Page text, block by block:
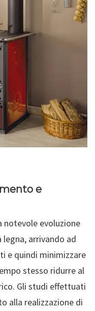
e
notevole evoluzione
arrivando ad
e quindi minimizzare
stesso ridurre al
Gli studi effettuati
alla realizzazione di